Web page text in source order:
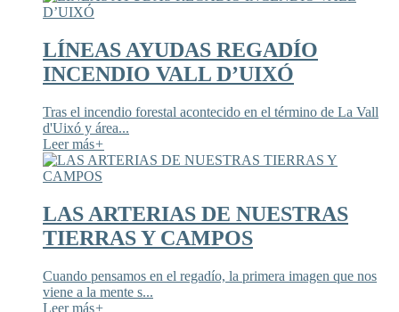
LÍNEAS AYUDAS REGADÍO
INCENDIO VALL D’UIXÓ
Tras el incendio forestal acontecido en el término de La Vall
d'Uixó y área...
Leer más+
LAS ARTERIAS DE NUESTRAS
TIERRAS Y CAMPOS
Cuando pensamos en el regadío, la primera imagen que nos
viene a la mente s...
Leer más+